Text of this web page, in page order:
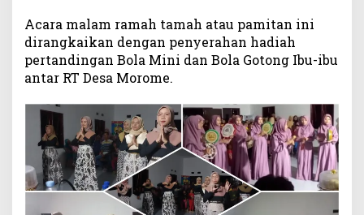
r
o
m
e
e
l
a
r
R
a
Acara malam ramah tamah atau pamitan ini
dirangkaikan dengan penyerahan hadiah
pertandingan Bola Mini dan Bola Gotong Ibu-ibu
antar RT Desa Morome.